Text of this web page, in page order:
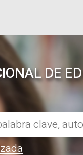
DE